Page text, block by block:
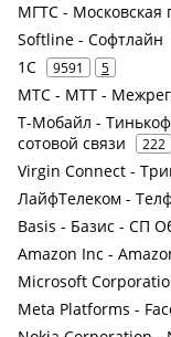
МГТС - Московская
Softline - Софтлайн
1С 9591 5
МТС - МТТ -
Т-Мобайл -
сотовой связи
222
Virgin Connect -
ЛайфТелеком -
Basis - Базис - СП
Amazon Inc -
Microsoft
Meta Platforms -